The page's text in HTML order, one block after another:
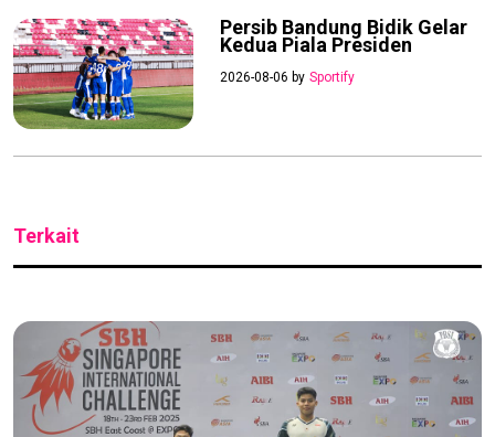
Persib Bandung Bidik Gelar
Kedua Piala Presiden
2026-08-06 by Sportify
Terkait